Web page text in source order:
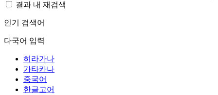
결과 내 재검색
인기 검색어
다국어 입력
히라가나
가타카나
중국어
한글고어